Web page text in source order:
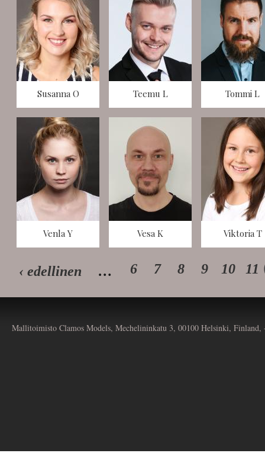
Susanna O Teemu L Tommi L
Venla Y Vesa K Viktoria T
‹ edellinen … 6 7 8 9 10 11
Mallitoimisto Clamos Models, Mechelininkatu 3, 00100 Helsinki,